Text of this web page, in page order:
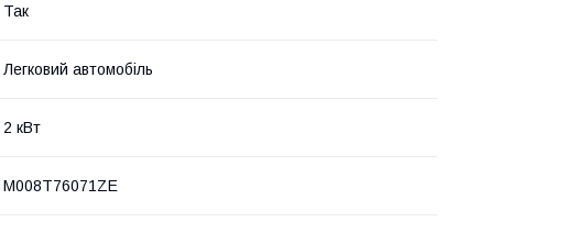
Так
Легковий автомобіль
2 кВт
M008T76071ZE